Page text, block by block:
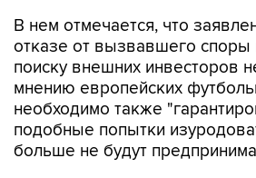
В нем отмечается, что
отказе от вызвавшего споры
поиску внешних инвесторов
мнению европейских
необходимо также
подобные попытки
больше не будут